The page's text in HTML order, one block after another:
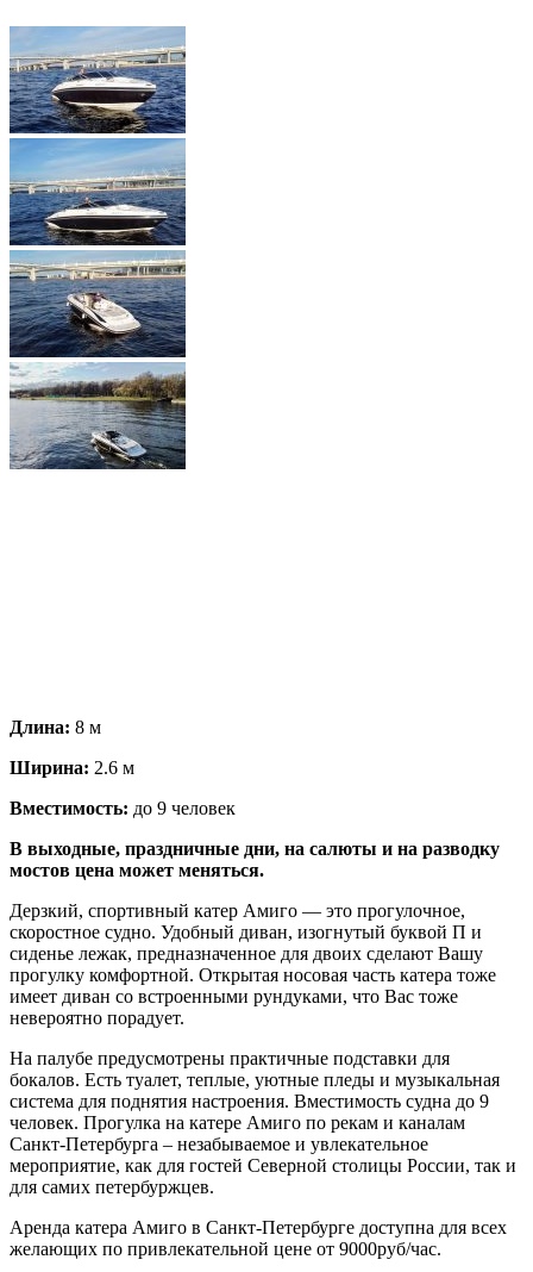
Длина: 8 м
Ширина: 2.6 м
Вместимость: до 9 человек
В выходные, праздничные дни, на салюты и на разводку
мостов цена может меняться.
Дерзкий, спортивный катер Амиго — это прогулочное,
скоростное судно. Удобный диван, изогнутый буквой П и
сиденье лежак, предназначенное для двоих сделают Вашу
прогулку комфортной. Открытая носовая часть катера тоже
имеет диван со встроенными рундуками, что Вас тоже
невероятно порадует.
На палубе предусмотрены практичные подставки для
бокалов. Есть туалет, теплые, уютные пледы и музыкальная
система для поднятия настроения. Вместимость судна до 9
человек. Прогулка на катере Амиго по рекам и каналам
Санкт-Петербурга – незабываемое и увлекательное
мероприятие, как для гостей Северной столицы России, так и
для самих петербуржцев.
Аренда катера Амиго в Санкт-Петербурге доступна для всех
желающих по привлекательной цене от 9000руб/час.